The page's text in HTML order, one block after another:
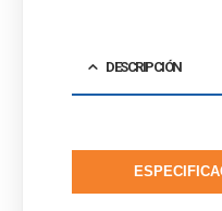
DESCRIPCIÓN